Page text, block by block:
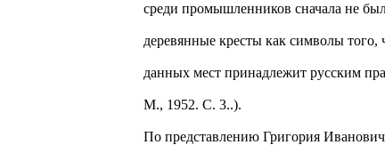
среди промышленников сначала не
деревянные кресты как символы того,
данных мест принадлежит русским
М., 1952. С. 3..).
По представлению Григория